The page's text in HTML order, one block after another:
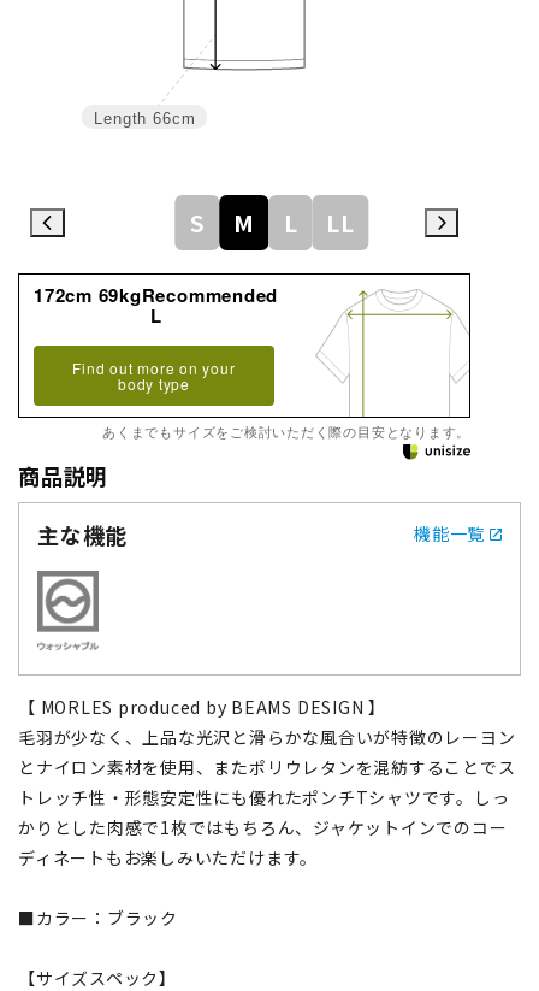
Length 66cm
S M L LL
172cm 69kgRecommended
L
Find out more on your
body type
あくまでもサイズをご検討いただく際の目安となります。
商品説明
主な機能
機能一覧
【 MORLES produced by BEAMS DESIGN 】
毛羽が少なく、上品な光沢と滑らかな風合いが特徴のレーヨン
とナイロン素材を使用、またポリウレタンを混紡することでス
トレッチ性・形態安定性にも優れたポンチTシャツです。しっ
かりとした肉感で1枚ではもちろん、ジャケットインでのコー
ディネートもお楽しみいただけます。
■カラー：ブラック
【サイズスペック】